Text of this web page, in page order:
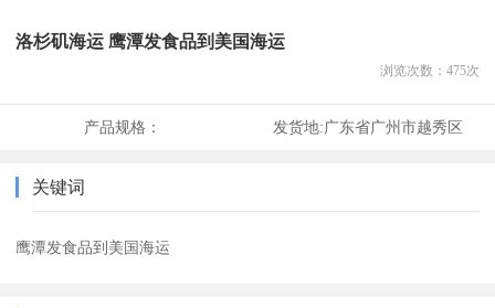
洛杉矶海运 鹰潭发食品到美国海运
浏览次数： 475次
产品规格： 发货地:广东省广州市越秀区
关键词
鹰潭发食品到美国海运